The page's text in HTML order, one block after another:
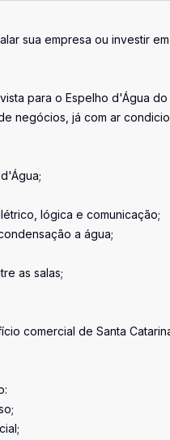
sua empresa ou investir
para o Espelho d'Água
negócios, já com ar
lógica e comunicação;
a água;
as salas;
comercial de Santa